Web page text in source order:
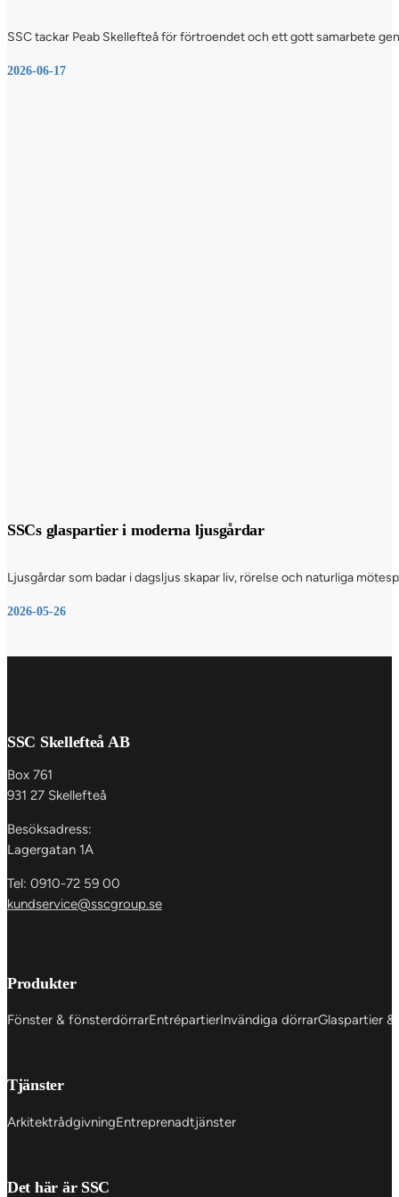
SSC tackar Peab Skellefteå för förtroendet och ett gott samarbete
2026-06-17
SSCs glaspartier i moderna ljusgårdar
Ljusgårdar som badar i dagsljus skapar liv, rörelse och naturliga
2026-05-26
SSC Skellefteå AB
Box 761
931 27 Skellefteå
Besöksadress:
Lagergatan 1A
Tel: 0910-72 59 00
kundservice@sscgroup.se
Produkter
Fönster & fönsterdörrarEntrépartierInvändiga dörrarGlaspartier
Tjänster
ArkitektrådgivningEntreprenadtjänster
Det här är SSC